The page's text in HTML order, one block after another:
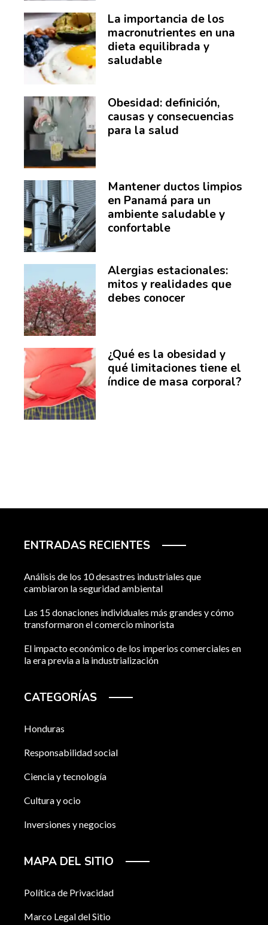
La importancia de los
macronutrientes en una
dieta equilibrada y
saludable
Obesidad: definición,
causas y consecuencias
para la salud
Mantener ductos limpios
en Panamá para un
ambiente saludable y
confortable
Alergias estacionales:
mitos y realidades que
debes conocer
¿Qué es la obesidad y
qué limitaciones tiene el
índice de masa corporal?
ENTRADAS RECIENTES
Análisis de los 10 desastres industriales que
cambiaron la seguridad ambiental
Las 15 donaciones individuales más grandes y cómo
transformaron el comercio minorista
El impacto económico de los imperios comerciales en
la era previa a la industrialización
CATEGORÍAS
Honduras
Responsabilidad social
Ciencia y tecnología
Cultura y ocio
Inversiones y negocios
MAPA DEL SITIO
Política de Privacidad
Marco Legal del Sitio